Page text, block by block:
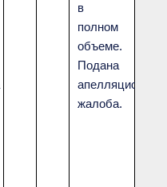
в
полном
объеме.
Подана
апелляционная
жалоба.